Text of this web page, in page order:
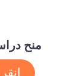
منح